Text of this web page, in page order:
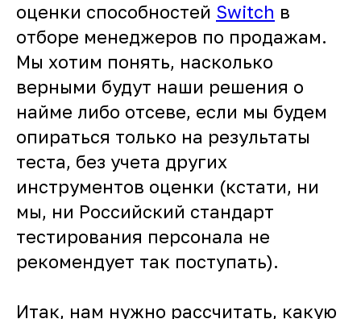
оценки способностей Switch в
отборе менеджеров по продажам.
Мы хотим понять, насколько
верными будут наши решения о
найме либо отсеве, если мы будем
опираться только на результаты
теста, без учета других
инструментов оценки (кстати, ни
мы, ни Российский стандарт
тестирования персонала не
рекомендует так поступать).
Итак, нам нужно рассчитать, какую